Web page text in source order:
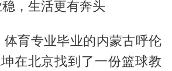
，生活更有奔头
体育专业毕业的内蒙古呼伦
在北京找到了一份篮球教